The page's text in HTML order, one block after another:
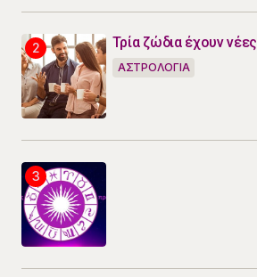
Τρία ζώδια έχουν
ΑΣΤΡΟΛΟΓΙΑ